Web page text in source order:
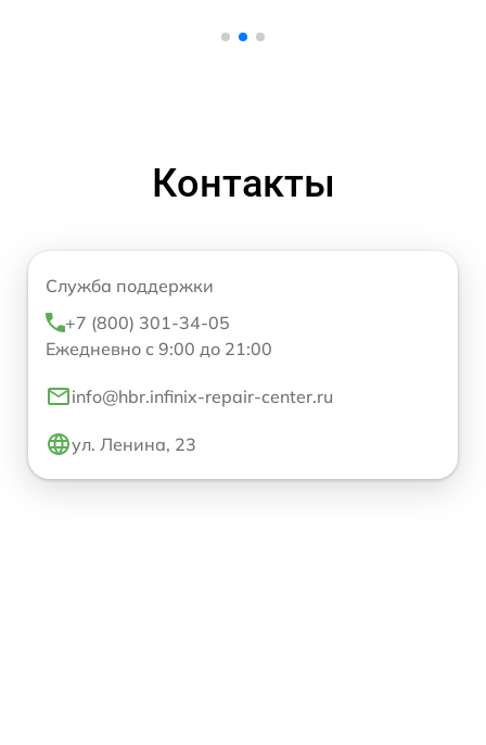
Контакты
Служба поддержки
+7 (800) 301-34-05
Ежедневно с 9:00 до 21:00
info@hbr.infinix-repair-center.ru
ул. Ленина, 23